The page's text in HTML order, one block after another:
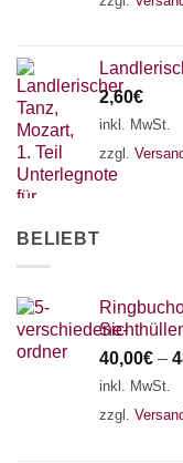
2,60€
inkl. MwSt.
zzgl.
BELIEBT
40,00€ –
inkl. MwSt.
zzgl.